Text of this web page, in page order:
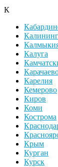
К
Калуга
Карелия
Кемерово
Киров
Коми
Кострома
Крым
Курган
Курск